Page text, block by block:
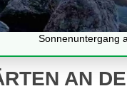
Sonnenuntergang
AN